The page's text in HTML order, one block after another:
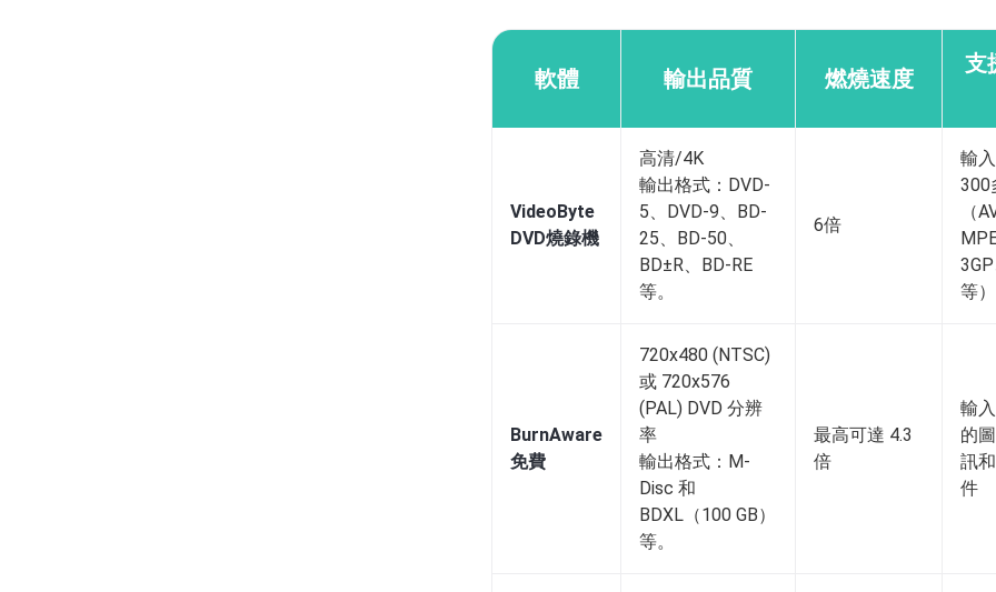
軟體 輸出品質 燃燒速度
支
VideoByte
DVD燒錄機
高清/4K
輸出格式：DVD-
5、DVD-9、BD-
25、BD-50、
BD±R、BD-RE
等。
6倍
輸
300
（
等）
BurnAware
免費
720x480 (NTSC)
或 720x576
(PAL) DVD 分辨
率
輸出格式：M-
Disc 和
BDXL（100 GB）
等。
最高可達 4.3
倍
輸
的
訊
件